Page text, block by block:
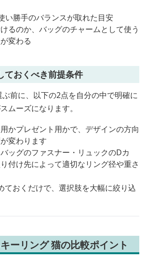
い勝手のバランスが取れた目安
るのか、バッグのチャームとして使う
変わる
ておくべき前提条件
前に、以下の2点を自分の中で明確に
ムーズになります。
かプレゼント用かで、デザインの方向
変わります
ッグのファスナー・リュックのDカ
付け先によって適切なリング径や重さ
ておくだけで、選択肢を大幅に絞り込
ーリング 猫の比較ポイント